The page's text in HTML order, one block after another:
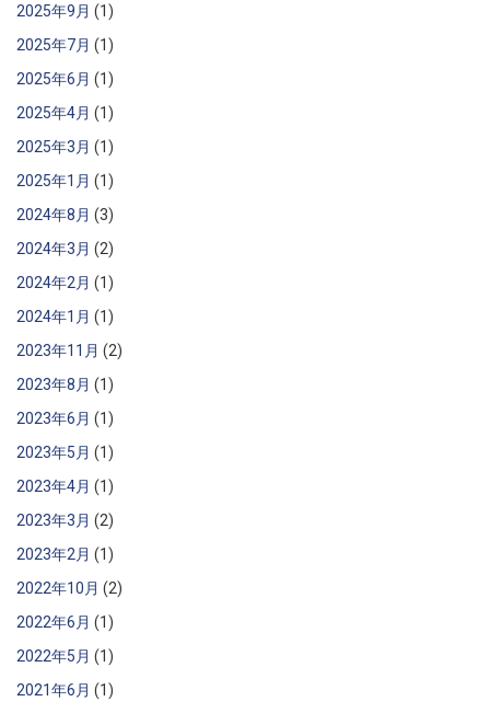
2025年9月 (1)
2025年7月 (1)
2025年6月 (1)
2025年4月 (1)
2025年3月 (1)
2025年1月 (1)
2024年8月 (3)
2024年3月 (2)
2024年2月 (1)
2024年1月 (1)
2023年11月 (2)
2023年8月 (1)
2023年6月 (1)
2023年5月 (1)
2023年4月 (1)
2023年3月 (2)
2023年2月 (1)
2022年10月 (2)
2022年6月 (1)
2022年5月 (1)
2021年6月 (1)